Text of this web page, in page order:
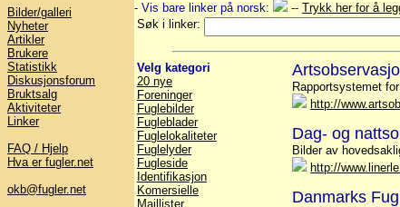
Bilder/galleri
Nyheter
Artikler
Brukere
Statistikk
Diskusjonsforum
Bruktsalg
Aktiviteter
Linker
FAQ / Hjelp
Hva er fugler.net
okb@fugler.net
- Vis bare linker på norsk:
-- Trykk her for å
Søk i linker:
Velg kategori
20 nye
Foreninger
Fuglebilder
Fugleblader
Fuglelokaliteter
Fuglelyder
Fugleside
Identifikasjon
Komersielle
Maillister
Rapportsystemet
http://
Dag- og
Bilder av
http://
Danmarks